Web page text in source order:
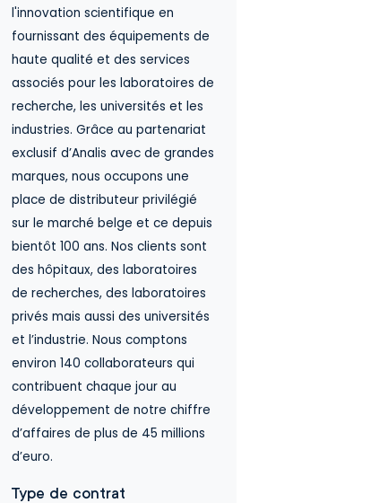
l'innovation scientifique en
fournissant des équipements de
haute qualité et des services
associés pour les laboratoires de
recherche, les universités et les
industries. Grâce au partenariat
exclusif d’Analis avec de grandes
marques, nous occupons une
place de distributeur privilégié
sur le marché belge et ce depuis
bientôt 100 ans. Nos clients sont
des hôpitaux, des laboratoires
de recherches, des laboratoires
privés mais aussi des universités
et l’industrie. Nous comptons
environ 140 collaborateurs qui
contribuent chaque jour au
développement de notre chiffre
d’affaires de plus de 45 millions
d’euro.
Type de contrat